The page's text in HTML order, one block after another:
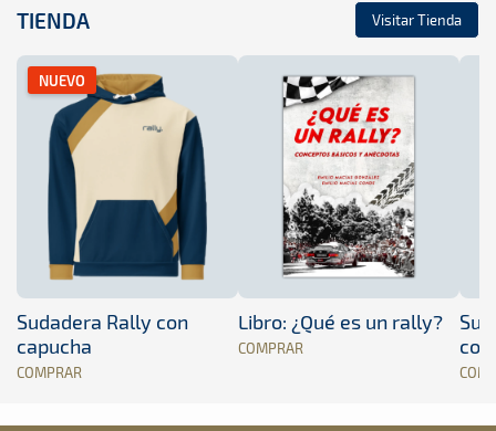
TIENDA Visitar Tienda
NUEVO
Sudadera Rally con
capucha
COMPRAR
Libro: ¿Qué es un rally?
COMPRAR